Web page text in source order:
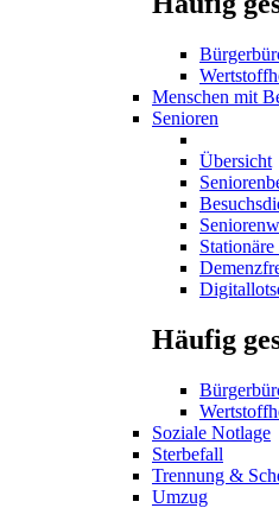
Menschen mit
Senioren
Übersicht
Häufig
Soziale Notlage
Sterbefall
Trennung &
Umzug